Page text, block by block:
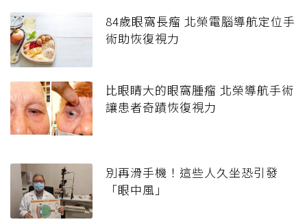
84歲眼窩長瘤 北榮電腦導航定位手
術助恢復視力
比眼睛大的眼窩腫瘤 北榮導航手術
讓患者奇蹟恢復視力
別再滑手機！這些人久坐恐引發
「眼中風」